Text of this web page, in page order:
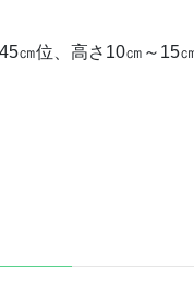
㎝位、高さ10㎝～15